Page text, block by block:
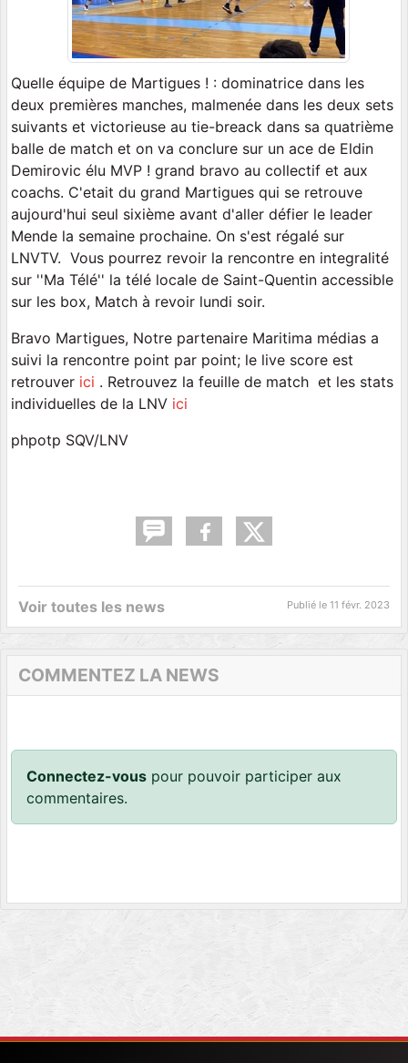
Quelle équipe de Martigues ! : dominatrice dans les
deux premières manches, malmenée dans les deux sets
suivants et victorieuse au tie-breack dans sa quatrième
balle de match et on va conclure sur un ace de Eldin
Demirovic élu MVP ! grand bravo au collectif et aux
coachs. C'etait du grand Martigues qui se retrouve
aujourd'hui seul sixième avant d'aller défier le leader
Mende la semaine prochaine. On s'est régalé sur
LNVTV. Vous pourrez revoir la rencontre en integralité
sur ''Ma Télé'' la télé locale de Saint-Quentin accessible
sur les box, Match à revoir lundi soir.
Bravo Martigues, Notre partenaire Maritima médias a
suivi la rencontre point par point; le live score est
retrouver ici . Retrouvez la feuille de match et les stats
individuelles de la LNV ici
phpotp SQV/LNV
Voir toutes les news Publié le 11 févr. 2023
COMMENTEZ LA NEWS
Connectez-vous pour pouvoir participer aux
commentaires.